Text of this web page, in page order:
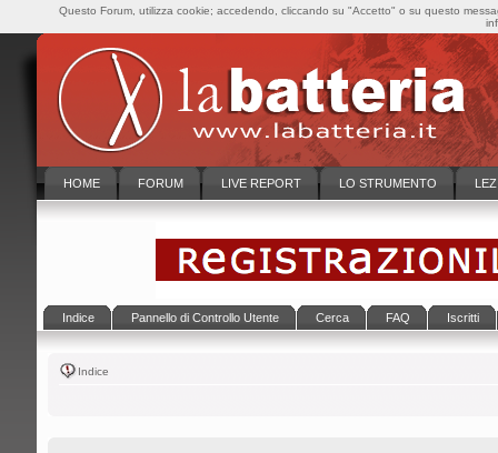
HOME FORUM LIVE REPORT LO STRUMENTO
Indice Pannello di Controllo Utente Cerca FAQ Iscritti
Indice
Questo Forum, utilizza cookie; accedendo, cliccando su "Accetto" o su questo